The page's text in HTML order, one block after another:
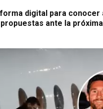
digital para conocer
ante la